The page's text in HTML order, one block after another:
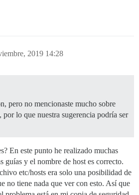
2019 14:28
pero no mencionaste mucho sobre
por lo que nuestra sugerencia podría ser
En este punto he realizado muchas
guías y el nombre de host es correcto.
etc/hosts era solo una posibilidad de
no tiene nada que ver con esto. Así que